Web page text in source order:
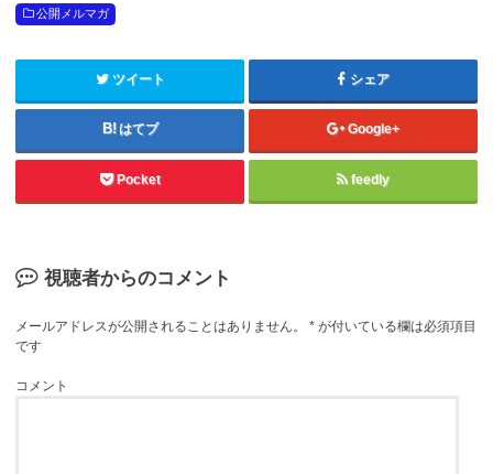
公開メルマガ
ツイート シェア
はてブ Google+
Pocket feedly
視聴者からのコメント
メールアドレスが公開されることはありません。 * が付いている欄は必須項目
です
コメント